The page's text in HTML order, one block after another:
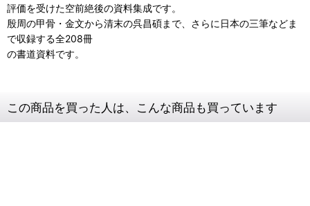
評価を受けた空前絶後の資料集成です。
殷周の甲骨・金文から清末の呉昌碩まで、さらに日本の三筆などま
で収録する全208冊
の書道資料です。
この商品を買った人は、こんな商品も買っています